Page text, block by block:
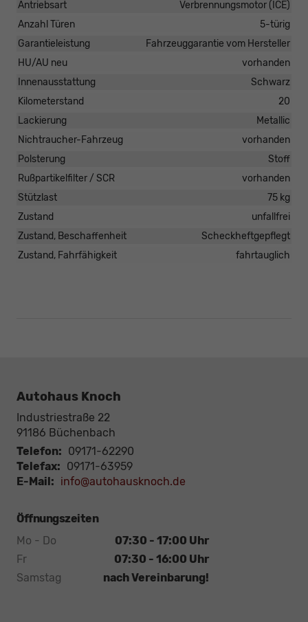
Antriebsart
Verbrennungsmotor (ICE)
Anzahl Türen
5-türig
Garantieleistung
Fahrzeuggarantie vom Hersteller
HU/AU neu
vorhanden
Innenausstattung
Schwarz
Kilometerstand
20
Lackierung
Metallic
Nichtraucher-Fahrzeug
vorhanden
Polsterung
Stoff
Rußpartikelfilter / SCR
vorhanden
Stützlast
75 kg
Zustand
unfallfrei
Zustand, Beschaffenheit
Scheckheftgepflegt
Zustand, Fahrfähigkeit
fahrtauglich
Autohaus Knoch
Industriestraße 22
91186 Büchenbach
Telefon: 09171-62290
Telefax: 09171-63959
E-Mail: info@autohausknoch.de
Öffnungszeiten
Mo - Do
07:30 - 17:00 Uhr
Fr
07:30 - 16:00 Uhr
Samstag
nach Vereinbarung!